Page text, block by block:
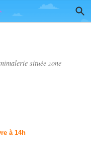
située zone
à 14h